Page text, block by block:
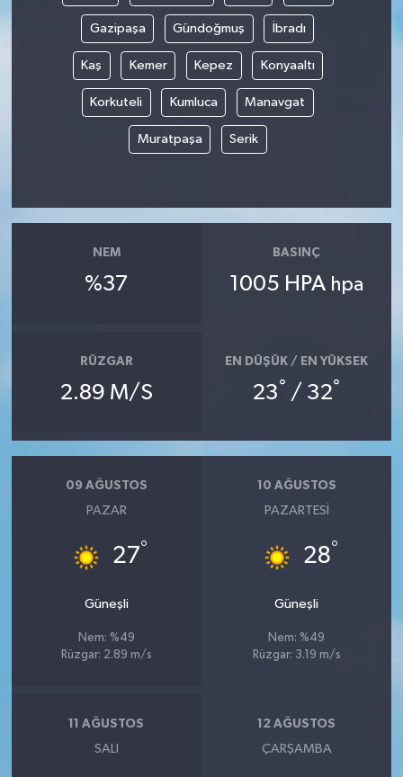
Gazipaşa Gündoğmuş İbradı
Kaş Kemer Kepez Konyaaltı
Korkuteli Kumluca Manavgat
Muratpaşa Serik
NEM
%37
BASINÇ
1005 HPA hpa
RÜZGAR
2.89 M/S
EN DÜŞÜK / EN YÜKSEK
23° / 32°
09 AĞUSTOS
PAZAR
27°
Güneşli
Nem: %49
Rüzgar: 2.89 m/s
10 AĞUSTOS
PAZARTESI
28°
Güneşli
Nem: %49
Rüzgar: 3.19 m/s
11 AĞUSTOS
SALI
12 AĞUSTOS
ÇARŞAMBA